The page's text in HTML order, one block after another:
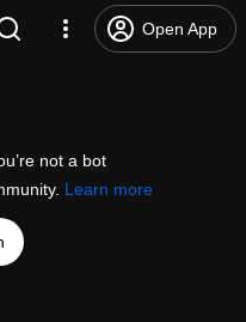
Open App
not a bot
Learn more